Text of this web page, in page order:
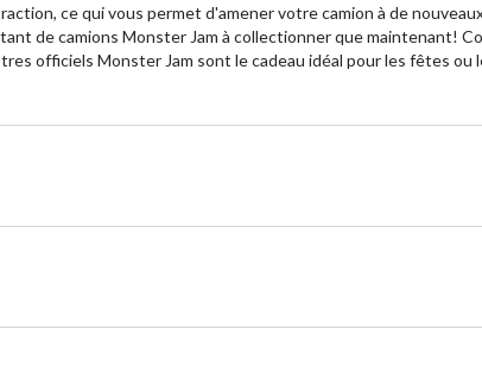
ce qui vous permet d'amener votre camion à de
de camions Monster Jam à collectionner que maintenant!
officiels Monster Jam sont le cadeau idéal pour les fêtes ou